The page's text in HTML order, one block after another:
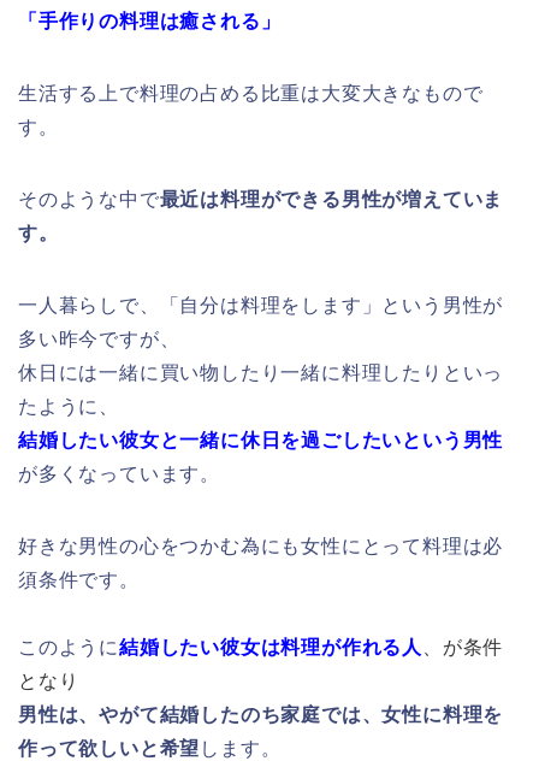
「手作りの料理は癒される」
生活する上で料理の占める比重は大変大きなもので
す。
そのような中で最近は料理ができる男性が増えていま
す。
一人暮らしで、「 自分は料理をします」という男性が
多い昨今ですが、
休日には一緒に買い物したり一緒に料理したりといっ
たように、
結婚したい彼女と一緒に休日を過ごしたいという男性
が多くなっています。
好きな男性の心をつかむ為にも女性にとって料理は必
須条件です。
このように結婚したい彼女は料理が作れる人
、が条件
となり
男性は、やがて結婚したのち家庭では、女性に料理を
作って欲しいと希望 します。